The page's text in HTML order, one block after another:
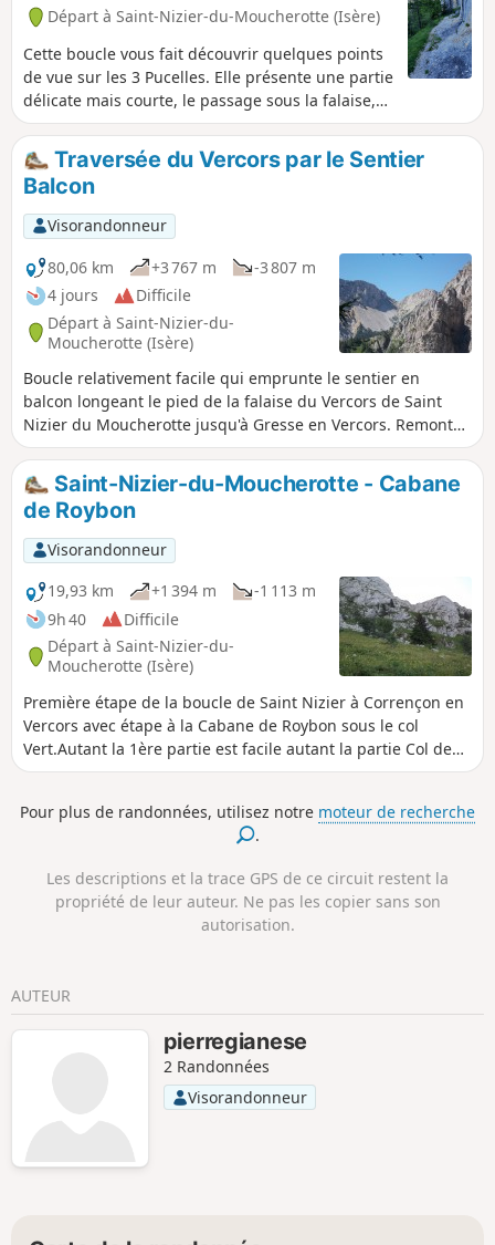
Départ à Saint-Nizier-du-Moucherotte (Isère)
Cette boucle vous fait découvrir quelques points
de vue sur les 3 Pucelles. Elle présente une partie
délicate mais courte, le passage sous la falaise,
peu large et abrupt mais tellement beau. (D'où
classement difficile). Vous aurez l'occasion avec
cette randonnée d'avoir des vues particulières du
village de Saint-Nizier-du-Moucherotte, de
l'activité agricole, sans souffrir des montées
assez techniques du Pas de la Corne et du Pas du
Curé depuis Engins, ou du GR®9 depuis la Tour
sans Venin.
Traversée du Vercors par le Sentier
Balcon
Visorandonneur
80,06 km
+3 767 m
-3 807 m
4 jours
Difficile
Départ à Saint-Nizier-du-
Moucherotte (Isère)
Boucle relativement facile qui emprunte le sentier en
balcon longeant le pied de la falaise du Vercors de Saint
Nizier du Moucherotte jusqu'à Gresse en Vercors. Remonter
alors sur le plateau par le Col des Bachassons et revenir sur
le GR® via le Pas des Chatons, ensuite rallier Corrençon en
Vercors où on aura laissé une voiture.
Saint-Nizier-du-Moucherotte - Cabane
de Roybon
Visorandonneur
19,93 km
+1 394 m
-1 113 m
9h 40
Difficile
Départ à Saint-Nizier-du-
Moucherotte (Isère)
Première étape de la boucle de Saint Nizier à Corrençon en
Vercors avec étape à la Cabane de Roybon sous le col
Vert.Autant la 1ère partie est facile autant la partie Col de
l'Arc - Col Vertest engagée avec des passages au dessus
Pour plus de randonnées, utilisez notre moteur de recherche
.
Les descriptions et la trace GPS de ce circuit restent la
propriété de leur auteur. Ne pas les copier sans son
autorisation.
AUTEUR
pierregianese
2 Randonnées
Visorandonneur